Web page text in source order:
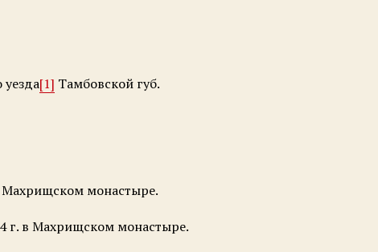
[1] Тамбовской губ.
Махрищском монастыре.
г. в Махрищском монастыре.